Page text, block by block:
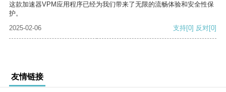
这款加速器VPM应用程序已经为我们带来了无限的流畅体验和安全性保
护。
2025-02-06
支持[0] 反对[0]
友情链接